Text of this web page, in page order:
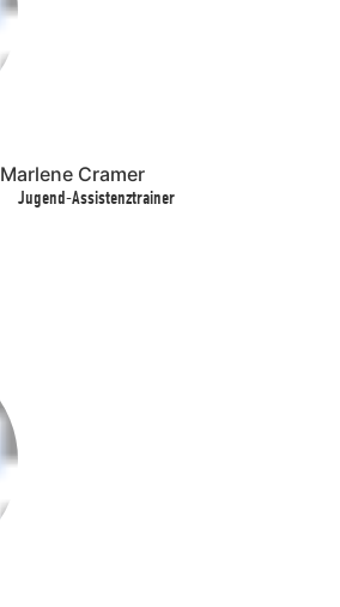
Marlene Cramer
Jugend-Assistenztrainer